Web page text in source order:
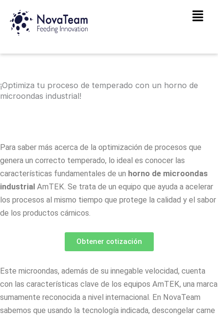
contenido
Main
¡Optimiza tu proceso de temperado con un horno de
microondas industrial!
Para saber más acerca de la optimización de procesos que
genera un correcto temperado, lo ideal es conocer las
características fundamentales de un horno de microondas
industrial AmTEK. Se trata de un equipo que ayuda a acelerar
los procesos al mismo tiempo que protege la calidad y el sabor
de los productos cárnicos.
Obtener cotización
Este microondas, además de su innegable velocidad, cuenta
con las características clave de los equipos AmTEK, una marca
sumamente reconocida a nivel internacional. En NovaTeam
sabemos que usando la tecnología indicada, descongelar carne